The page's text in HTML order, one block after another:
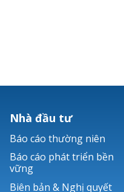
Nhà đầu tư
Báo cáo thường niên
Báo cáo phát triển bền
vững
Biên bản & Nghị quyết